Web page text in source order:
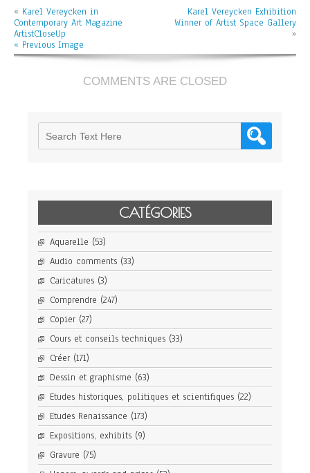
in
« Red
Show
« Karel Vereycken in
Contemporary Art Magazine
ArtistCloseUp
Karel Vereycken Exhibition
Winner of Artist Space Gallery
»
« Previous Image
COMMENTS ARE CLOSED
CATÉGORIES
Aquarelle (53)
Audio comments (33)
Caricatures (3)
Comprendre (247)
Copier (27)
Cours et conseils techniques (33)
Créer (171)
Dessin et graphisme (63)
Etudes historiques, politiques et scientifiques (22)
Etudes Renaissance (173)
Expositions, exhibits (9)
Gravure (75)